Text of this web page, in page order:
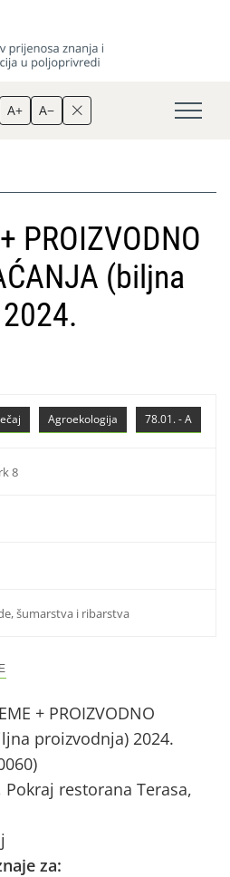
A+ A−
PROIZVODNO
(biljna
78.01. - A
Agroekologija
8
šumarstva i ribarstva
+ PROIZVODNO
proizvodnja) 2024.
Pokraj restorana Terasa,
za: